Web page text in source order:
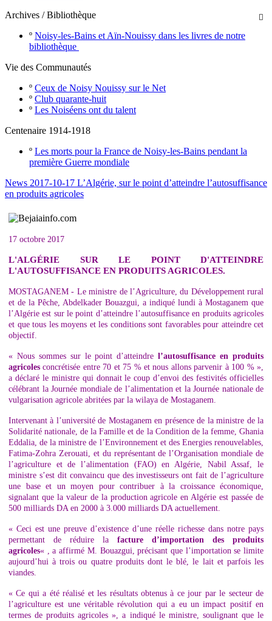

Archives / Bibliothèque
º Noisy-les-Bains et Aïn-Nouissy dans les livres de notre
bibliothèque
Vie des Communautés
º Ceux de Noisy Nouissy sur le Net
º Club quarante-huit
º Les Noiséens ont du talent
Centenaire 1914-1918
º Les morts pour la France de Noisy-les-Bains pendant la
première Guerre mondiale
News 2017-10-17 L’Algérie, sur le point d’atteindre l’autosuffisance
en produits agricoles
17 octobre 2017
L'ALGÉRIE SUR LE POINT D'ATTEINDRE
L'AUTOSUFFISANCE EN PRODUITS AGRICOLES.
MOSTAGANEM - Le ministre de l’Agriculture, du Développement rural
et de la Pêche, Abdelkader Bouazgui, a indiqué lundi à Mostaganem que
l’Algérie est sur le point d’atteindre l’autosuffisance en produits agricoles
et que tous les moyens et les conditions sont favorables pour atteindre cet
objectif.
« Nous sommes sur le point d’atteindrel’autosuffisance en produits
agricoles concrétisée entre 70 et 75 % et nous allons parvenir à 100 % »,
a déclaré le ministre qui donnait le coup d’envoi des festivités officielles
célébrant la Journée mondiale de l’alimentation et la Journée nationale de
vulgarisation agricole abritées par la wilaya de Mostaganem.
Intervenant à l’université de Mostaganem en présence de la ministre de la
Solidarité nationale, de la Famille et de la Condition de la femme, Ghania
Eddalia, de la ministre de l’Environnement et des Energies renouvelables,
Fatima-Zohra Zerouati, et du représentant de l’Organisation mondiale de
l’agriculture et de l’alimentation (FAO) en Algérie, Nabil Assaf, le
ministre s’est dit convaincu que des investisseurs ont fait de l’agriculture
une base et un moyen pour contribuer à la croissance économique,
signalant que la valeur de la production agricole en Algérie est passée de
500 milliards DA en 2000 à 3.000 milliards DA actuellement.
« Ceci est une preuve d’existence d’une réelle richesse dans notre pays
permettant de réduire la facture d’importation des produits
agricoles« , a affirmé M. Bouazgui, précisant que l’importation se limite
aujourd’hui à trois ou quatre produits dont le blé, le lait et parfois les
viandes.
« Ce qui a été réalisé et les résultats obtenus à ce jour par le secteur de
l’agriculture est une véritable révolution qui a eu un impact positif en
termes de produits agricoles », a indiqué le ministre, soulignant que le